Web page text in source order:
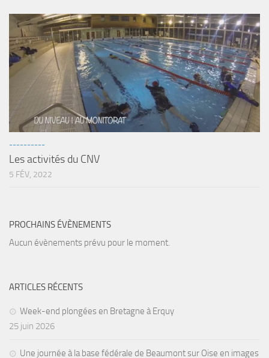
Sorties 2020
Sorties 2019
Sorties 2018
sorties 2017
Sorties 2016
Sorties 2015
BIO SUB
Lac Merveilleux
Vidéo
Peinture
NAGE
NAP / NEV
----------
Les activités du CNV
5 FÉV, 2022
PROCHAINS ÉVÈNEMENTS
Aucun évènements prévu pour le moment.
ARTICLES RÉCENTS
Week-end plongées en Bretagne à Erquy
25 juin 2026
Une journée à la base fédérale de Beaumont sur Oise en images